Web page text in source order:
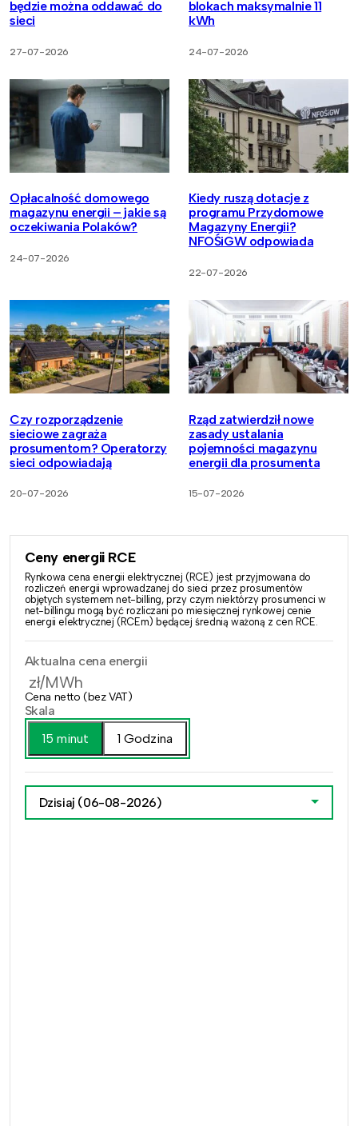
będzie można oddawać do
sieci
27-07-2026
blokach maksymalnie 11
kWh
24-07-2026
Opłacalność domowego
magazynu energii – jakie są
oczekiwania Polaków?
24-07-2026
Kiedy ruszą dotacje z
programu Przydomowe
Magazyny Energii?
NFOŚiGW odpowiada
22-07-2026
Czy rozporządzenie
sieciowe zagraża
prosumentom? Operatorzy
sieci odpowiadają
20-07-2026
Rząd zatwierdził nowe
zasady ustalania
pojemności magazynu
energii dla prosumenta
15-07-2026
Ceny energii RCE
Rynkowa cena energii elektrycznej (RCE) jest przyjmowana do
rozliczeń energii wprowadzanej do sieci przez prosumentów
objętych systemem net-billing, przy czym niektórzy prosumenci w
net-billingu mogą być rozliczani po miesięcznej rynkowej cenie
energii elektrycznej (RCEm) będącej średnią ważoną z cen RCE.
Aktualna cena energii
zł/MWh
Cena netto (bez VAT)
Skala
15 minut
1 Godzina
Dzisiaj (06-08-2026)